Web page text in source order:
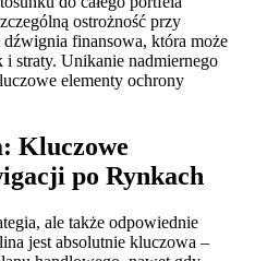
ostrożność przy
finansowa, która może
straty. Unikanie nadmiernego
elementy ochrony
Kluczowe
po Rynkach
ale także odpowiednie
jest absolutnie kluczowa –